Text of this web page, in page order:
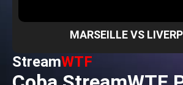
MARSEILLE VS
StreamWTF